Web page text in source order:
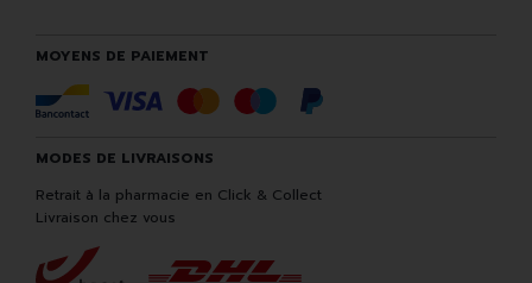
MOYENS DE PAIEMENT
MODES DE LIVRAISONS
Retrait à la pharmacie en Click & Collect
Livraison chez vous